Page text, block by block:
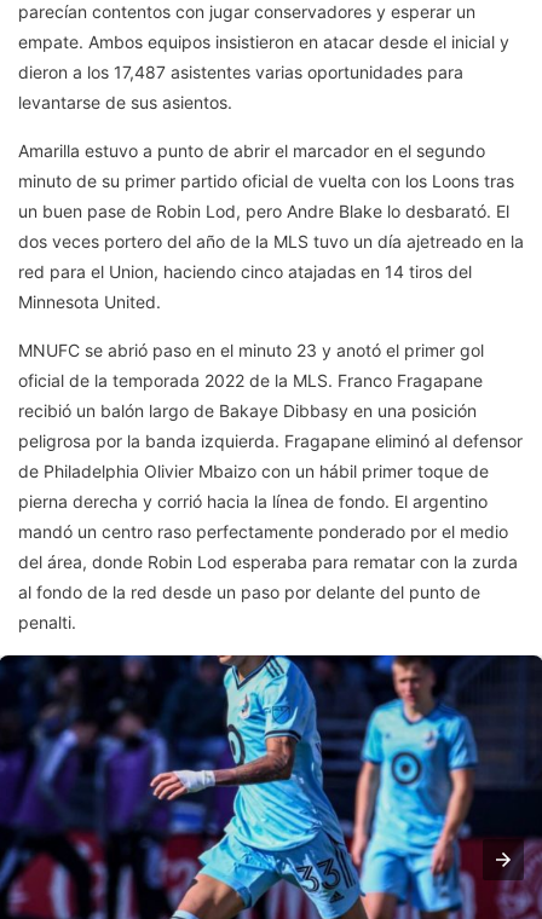
parecían contentos con jugar conservadores y esperar un
empate. Ambos equipos insistieron en atacar desde el inicial y
dieron a los 17,487 asistentes varias oportunidades para
levantarse de sus asientos.
Amarilla estuvo a punto de abrir el marcador en el segundo
minuto de su primer partido oficial de vuelta con los Loons tras
un buen pase de Robin Lod, pero Andre Blake lo desbarató. El
dos veces portero del año de la MLS tuvo un día ajetreado en la
red para el Union, haciendo cinco atajadas en 14 tiros del
Minnesota United.
MNUFC se abrió paso en el minuto 23 y anotó el primer gol
oficial de la temporada 2022 de la MLS. Franco Fragapane
recibió un balón largo de Bakaye Dibbasy en una posición
peligrosa por la banda izquierda. Fragapane eliminó al defensor
de Philadelphia Olivier Mbaizo con un hábil primer toque de
pierna derecha y corrió hacia la línea de fondo. El argentino
mandó un centro raso perfectamente ponderado por el medio
del área, donde Robin Lod esperaba para rematar con la zurda
al fondo de la red desde un paso por delante del punto de
penalti.